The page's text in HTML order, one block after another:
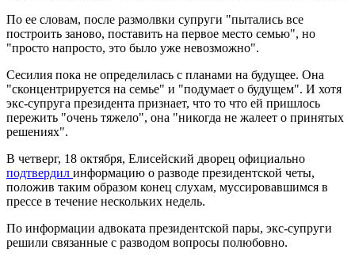
По ее словам, после размолвки супруги "пытались все
построить заново, поставить на первое место семью", но
"просто напросто, это было уже невозможно".
Сесилия пока не определилась с планами на будущее. Она
"сконцентрируется на семье" и "подумает о будущем". И хотя
экс-супруга президента признает, что то что ей пришлось
пережить "очень тяжело", она "никогда не жалеет о принятых
решениях".
В четверг, 18 октября, Елисейский дворец официально
подтвердил информацию о разводе президентской четы,
положив таким образом конец слухам, муссировавшимся в
прессе в течение нескольких недель.
По информации адвоката президентской пары, экс-супруги
решили связанные с разводом вопросы полюбовно.